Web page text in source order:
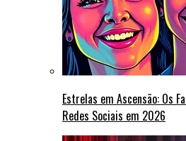
Estrelas em Ascensão: Os
Redes Sociais em 2026